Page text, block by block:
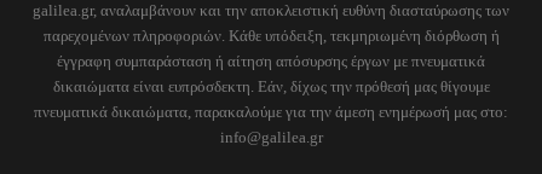
galilea.gr, αναλαμβάνουν και την αποκλειστική ευθύνη διασταύρωσης των
παρεχομένων πληροφοριών. Κάθε υπόδειξη, τεκμηριωμένη διόρθωση ή
έγγραφη συμπαράσταση ή αίτηση απόσυρσης έργων με πνευματικά
δικαιώματα είναι ευπρόσδεκτη. Εάν, δίχως την πρόθεσή μας θίγουμε
πνευματικά δικαιώματα, παρακαλούμε για την άμεση ενημέρωσή μας στο:
info@galilea.gr